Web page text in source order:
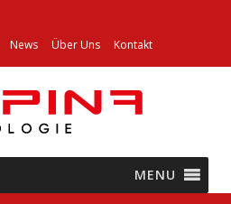
News Über Uns Kontakt
MENU